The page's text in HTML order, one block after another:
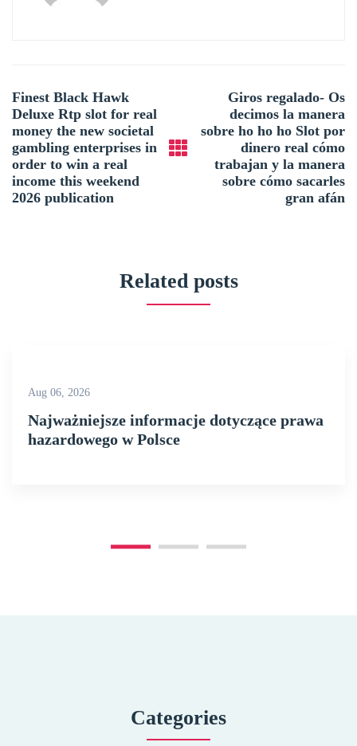
navigation
Finest Black Hawk
Deluxe Rtp slot for real
money the new societal
gambling enterprises in
order to win a real
income this weekend
2026 publication
Giros regalado- Os
decimos la manera
sobre ho ho ho Slot por
dinero real cómo
trabajan y la manera
sobre cómo sacarles
gran afán
Related posts
Aug 06, 2026
Najważniejsze informacje dotyczące prawa
hazardowego w Polsce
Categories